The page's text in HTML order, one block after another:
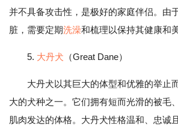
并不具备攻击性，是极好的家庭伴侣。由
脏，需要定期洗澡和梳理以保持其健康和美
5. 大丹犬 （Great Dane）
大丹犬以其巨大的体型和优雅的举止
大的犬种之一。它们拥有短而光滑的被毛
肌肉发达的体格。大丹犬性格温和、忠诚